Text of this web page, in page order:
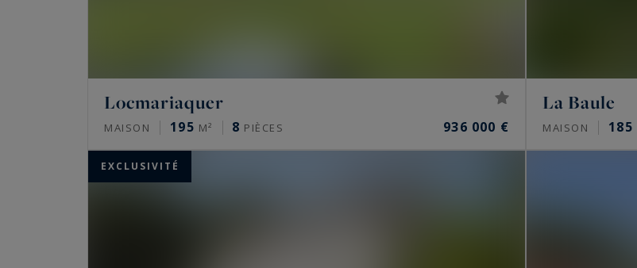
Locmariaquer
MAISON 195 M² 8 PIÈCES 936 000 €
La Baule
MAISON 185
EXCLUSIVITÉ